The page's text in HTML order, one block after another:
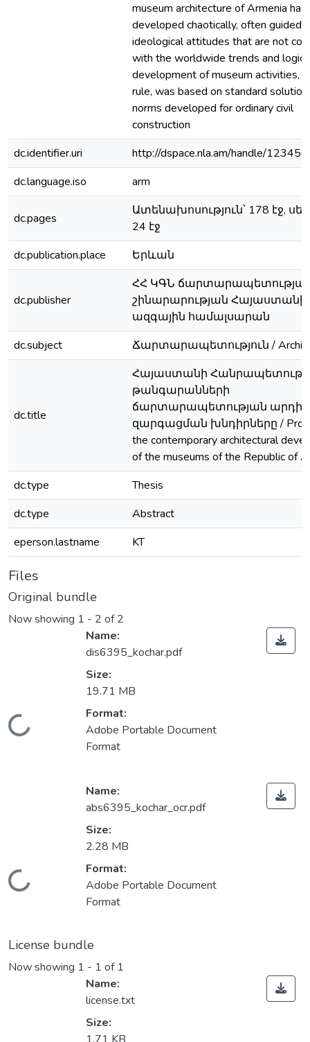
museum architecture of Armenia
developed chaotically, often guided
ideological attitudes that are not
with the worldwide trends and logic
development of museum activities,
rule, was based on standard
norms developed for ordinary civil
construction
dc.identifier.uri
http://dspace.nla.am/handle/
dc.language.iso
arm
dc.pages
Ատենախոսություն՝ 178 էջ,
24 էջ
dc.publication.place
Երևան
dc.publisher
ՀՀ ԿԳՆ
շինարարության Հայաստանի
ազգային համալսարան
dc.subject
Ճարտարապետություն /
dc.title
Հայաստանի
թանգարանների
ճարտարապետության արդի
զարգացման խնդիրները /
the contemporary architectural
of the museums of the Republic of
dc.type
Thesis
dc.type
Abstract
eperson.lastname
KT
Files
Original bundle
Now showing 1 - 2 of 2
Loading...
Name:
dis6395_kochar.pdf
Size:
19.71 MB
Format:
Adobe Portable Document
Format
Loading...
Name:
abs6395_kochar_ocr.pdf
Size:
2.28 MB
Format:
Adobe Portable Document
Format
License bundle
Now showing 1 - 1 of 1
Name:
license.txt
Size: